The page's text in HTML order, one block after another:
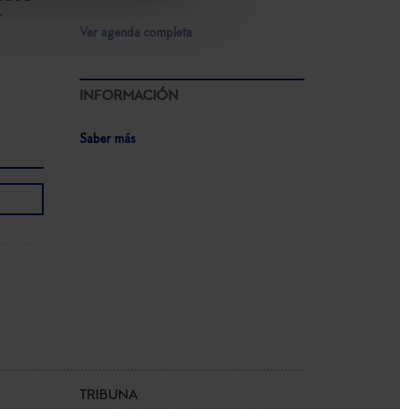
Ver agenda completa
INFORMACIÓN
Saber más
TRIBUNA